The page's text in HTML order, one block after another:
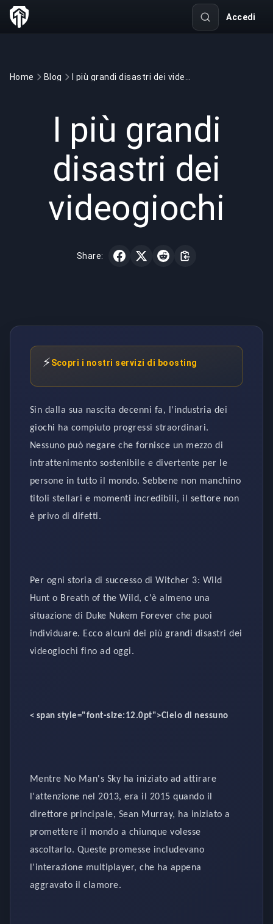
Accedi
Home Blog
I più grandi
disastri dei
videogiochi
Share:
⚡Scopri i nostri servizi di boosting
Sin dalla sua nascita decenni fa, l'industria dei
giochi ha compiuto progressi straordinari.
Nessuno può negare che fornisce un mezzo di
intrattenimento sostenibile e divertente per le
persone in tutto il mondo. Sebbene non manchino
titoli stellari e momenti incredibili, il settore non
è privo di difetti.
Per ogni storia di successo di Witcher 3: Wild
Hunt o Breath of the Wild, c'è almeno una
situazione di Duke Nukem Forever che puoi
individuare. Ecco alcuni dei più grandi disastri dei
videogiochi fino ad oggi.
< span style="font-size:12.0pt">Cielo di nessuno
Mentre No Man's Sky ha iniziato ad attirare
l'attenzione nel 2013, era il 2015 quando il
direttore principale, Sean Murray, ha iniziato a
promettere il mondo a chiunque volesse
ascoltarlo. Queste promesse includevano
l'interazione multiplayer, che ha appena
aggravato il clamore.